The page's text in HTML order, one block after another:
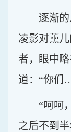
逐渐
凌影对薰
者，眼中
道：“你
“呵呵
之后不到